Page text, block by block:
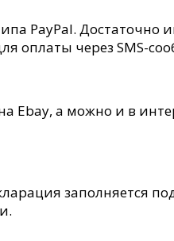
PayPal. Достаточно
оплаты через SMS-
Ebay, а можно и в
заполняется